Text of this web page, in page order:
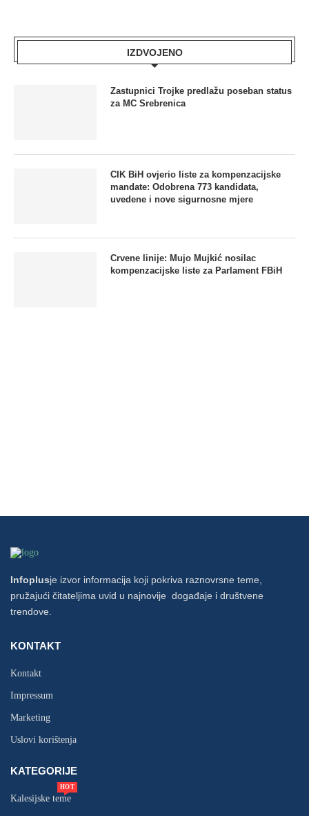
IZDVOJENO
Zastupnici Trojke predlažu poseban status
za MC Srebrenica
CIK BiH ovjerio liste za kompenzacijske
mandate: Odobrena 773 kandidata,
uvedene i nove sigurnosne mjere
Crvene linije: Mujo Mujkić nosilac
kompenzacijske liste za Parlament FBiH
Infoplusje izvor informacija koji pokriva raznovrsne teme,
pružajući čitateljima uvid u najnovije događaje i društvene
trendove.
KONTAKT
Kontakt
Impressum
Marketing
Uslovi korištenja
KATEGORIJE
Kalesijske teme
HOT